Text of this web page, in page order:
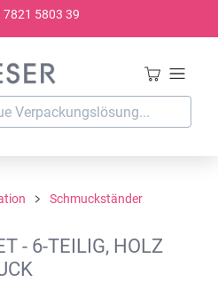
7821 5803 39
Schmuckständer
- 6-TEILIG, HOLZ